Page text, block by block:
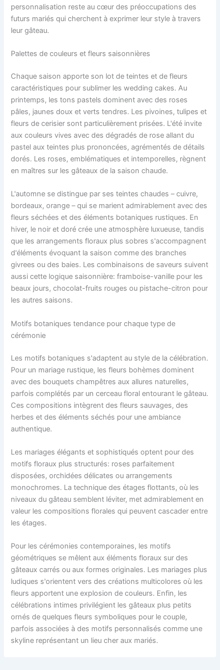
personnalisation reste au cœur des préoccupations des
futurs mariés qui cherchent à exprimer leur style à travers
leur gâteau.
Palettes de couleurs et fleurs saisonnières
Chaque saison apporte son lot de teintes et de fleurs
caractéristiques pour sublimer les wedding cakes. Au
printemps, les tons pastels dominent avec des roses
pâles, jaunes doux et verts tendres. Les pivoines, tulipes et
fleurs de cerisier sont particulièrement prisées. L'été invite
aux couleurs vives avec des dégradés de rose allant du
pastel aux teintes plus prononcées, agrémentés de détails
dorés. Les roses, emblématiques et intemporelles, règnent
en maîtres sur les gâteaux de la saison chaude.
L'automne se distingue par ses teintes chaudes – cuivre,
bordeaux, orange – qui se marient admirablement avec des
fleurs séchées et des éléments botaniques rustiques. En
hiver, le noir et doré crée une atmosphère luxueuse, tandis
que les arrangements floraux plus sobres s'accompagnent
d'éléments évoquant la saison comme des branches
givrees ou des baies. Les combinaisons de saveurs suivent
aussi cette logique saisonnière: framboise-vanille pour les
beaux jours, chocolat-fruits rouges ou pistache-citron pour
les autres saisons.
Motifs botaniques tendance pour chaque type de
cérémonie
Les motifs botaniques s'adaptent au style de la célébration.
Pour un mariage rustique, les fleurs bohèmes dominent
avec des bouquets champêtres aux allures naturelles,
parfois complétés par un cerceau floral entourant le gâteau.
Ces compositions intègrent des fleurs sauvages, des
herbes et des éléments séchés pour une ambiance
authentique.
Les mariages élégants et sophistiqués optent pour des
motifs floraux plus structurés: roses parfaitement
disposées, orchidées délicates ou arrangements
monochromes. La technique des étages flottants, où les
niveaux du gâteau semblent léviter, met admirablement en
valeur les compositions florales qui peuvent cascader entre
les étages.
Pour les cérémonies contemporaines, les motifs
géométriques se mêlent aux éléments floraux sur des
gâteaux carrés ou aux formes originales. Les mariages plus
ludiques s'orientent vers des créations multicolores où les
fleurs apportent une explosion de couleurs. Enfin, les
célébrations intimes privilégient les gâteaux plus petits
ornés de quelques fleurs symboliques pour le couple,
parfois associées à des motifs personnalisés comme une
skyline représentant un lieu cher aux mariés.